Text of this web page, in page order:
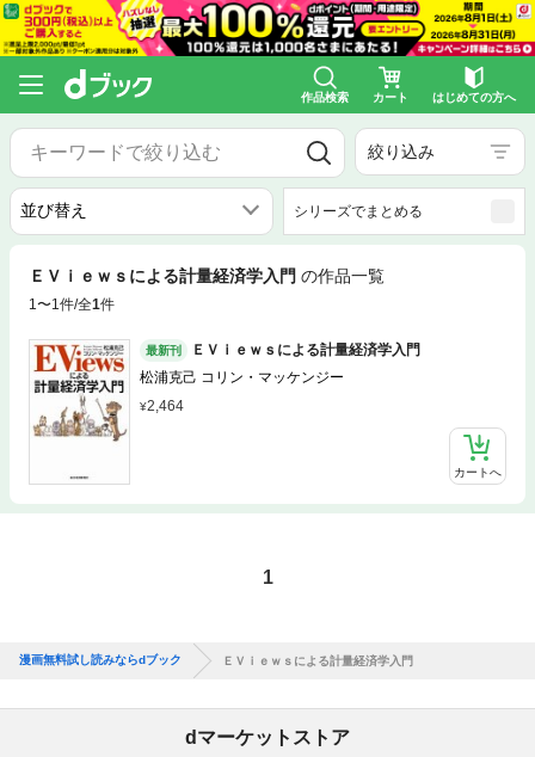
作品検索 カート はじめての方へ
絞り込み
シリーズでまとめる
ＥＶｉｅｗｓによる計量経済学入門 の作品一覧
1〜1件/全1件
最新刊
ＥＶｉｅｗｓによる計量経済学入門
松浦克己 コリン・マッケンジー
2,464
カートへ
1
漫画無料試し読みならdブック ＥＶｉｅｗｓによる計量経済学入門
dマーケットストア